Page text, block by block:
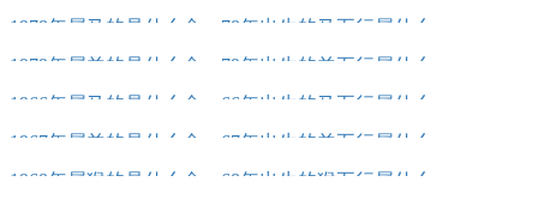
1978年属马的是什么命，78年出生的马五行属什么
1979年属羊的是什么命，79年出生的羊五行属什么
1966年属马的是什么命，66年出生的马五行属什么
1967年属羊的是什么命，67年出生的羊五行属什么
1968年属猴的是什么命，68年出生的猴五行属什么